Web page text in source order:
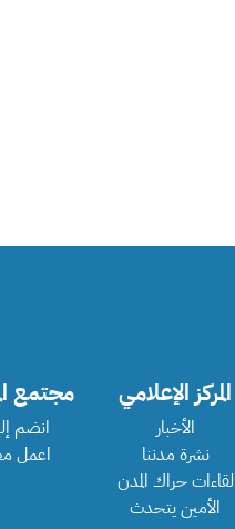
المركز الإعلامي
الأخبار
نشرة مدننا
لقاءات حراك المدن
الأمين يتحدث
مجتمع
انضم
اعمل